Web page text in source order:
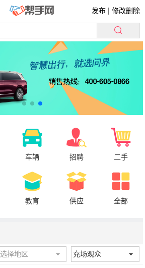
发布 |修改删除
车辆 招聘 二手
教育 供应 全部
选择地区 充场观众